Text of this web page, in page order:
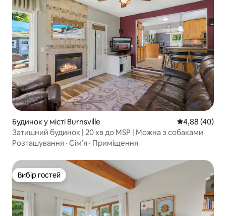
Будинок у місті Burnsville Середня
4,88 (40)
Затишний будинок | 20 хв до MSP | Можна з собаками
Розташування · Сім’я · Приміщення
Вибір гостей
Вибір гостей